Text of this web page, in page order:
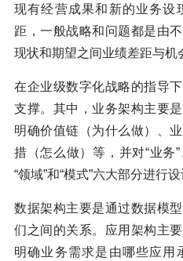
现有经营成果和新的业务设
距，一般战略和问题都是由
现状和期望之间业绩差距与机
在企业级数字化战略的指导
支撑。其中，业务架构主要
明确价值链（为什么做）、
措（怎么做）等，并对“业务”
“领域”和“模式”六大部分进行设
数据架构主要是通过数据模
们之间的关系。应用架构主
明确业务需求是由哪些应用